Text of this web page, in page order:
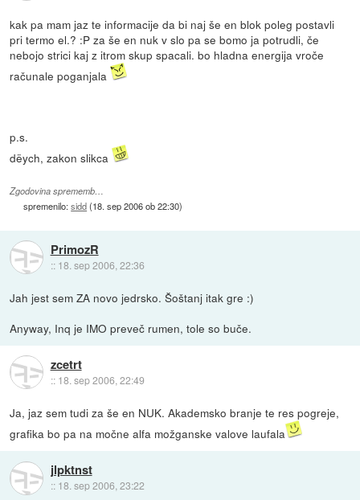
kak pa mam jaz te informacije da bi naj še en blok poleg postavli
pri termo el.? :P za še en nuk v slo pa se bomo ja potrudli, če
nebojo strici kaj z itrom skup spacali. bo hladna energija vroče
računale poganjala
p.s.
dëych, zakon slikca
Zgodovina sprememb…
spremenilo:sidd(18. sep 2006 ob 22:30)
PrimozR
:: 18. sep 2006, 22:36
Jah jest sem ZA novo jedrsko. Šoštanj itak gre :)
Anyway, Inq je IMO preveč rumen, tole so buče.
zcetrt
:: 18. sep 2006, 22:49
Ja, jaz sem tudi za še en NUK. Akademsko branje te res pogreje,
grafika bo pa na močne alfa možganske valove laufala
jlpktnst
:: 18. sep 2006, 23:22